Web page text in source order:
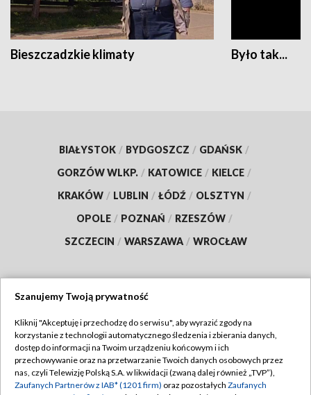
Bieszczadzkie klimaty Było tak...
BIAŁYSTOK / BYDGOSZCZ / GDAŃSK /
GORZÓW WLKP. / KATOWICE / KIELCE /
KRAKÓW / LUBLIN / ŁÓDŹ / OLSZTYN /
OPOLE / POZNAŃ / RZESZÓW /
SZCZECIN / WARSZAWA / WROCŁAW
TVP
Abonament TVP
Emisja w TVP
Regulamin TVP
Polityka prywatności
Szanujemy Twoją prywatność
Kliknij "Akceptuję i przechodzę do serwisu", aby wyrazić zgody na
korzystanie z technologii automatycznego śledzenia i zbierania danych,
dostęp do informacji na Twoim urządzeniu końcowym i ich
przechowywanie oraz na przetwarzanie Twoich danych osobowych przez
nas, czyli Telewizję Polską S.A. w likwidacji (zwaną dalej również „TVP”),
Zaufanych Partnerów z IAB* (1201 firm) oraz pozostałych Zaufanych